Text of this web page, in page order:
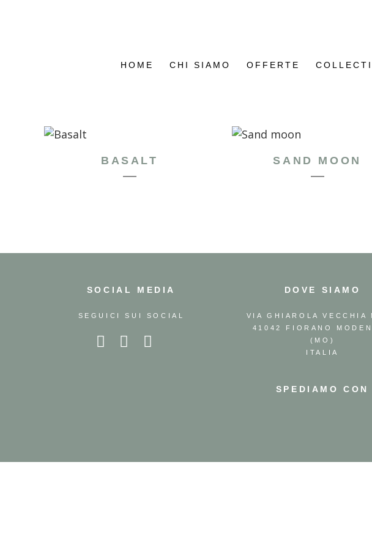
HOME CHI SIAMO OFFERTE
BASALT SAND MOON
SOCIAL MEDIA
SEGUICI SUI SOCIAL
DOVE SIAMO
VIA GHIAROLA VECCHIA
41042 FIORANO
(MO)
ITALIA
SPEDIAMO CON